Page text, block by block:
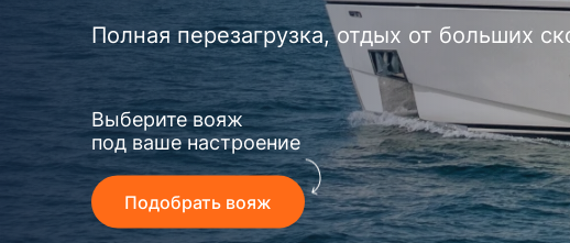
Полная перезагрузка, отдых от больших
Выберите вояж
под ваше настроение
Подобрать вояж